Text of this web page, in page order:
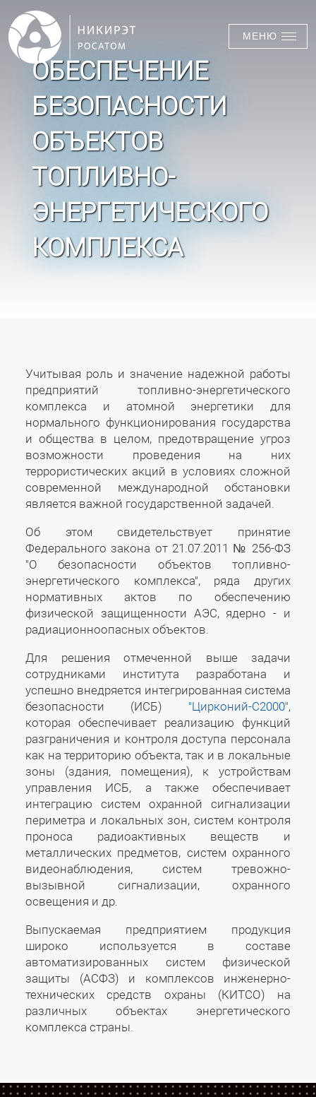
МЕНЮ
ОБЕСПЕЧЕНИЕ
БЕЗОПАСНОСТИ
ОБЪЕКТОВ
ТОПЛИВНО-
ЭНЕРГЕТИЧЕСКОГО
КОМПЛЕКСА
Учитывая роль и значение надежной работы
предприятий топливно-энергетического
комплекса и атомной энергетики для
нормального функционирования государства
и общества в целом, предотвращение угроз
возможности проведения на них
террористических акций в условиях сложной
современной международной обстановки
является важной государственной задачей.
Об этом свидетельствует принятие
Федерального закона от 21.07.2011 № 256-ФЗ
"О безопасности объектов топливно-
энергетического комплекса", ряда других
нормативных актов по обеспечению
физической защищенности АЭС, ядерно - и
радиационноопасных объектов.
Для решения отмеченной выше задачи
сотрудниками института разработана и
успешно внедряется интегрированная система
безопасности (ИСБ) "Цирконий-С2000",
которая обеспечивает реализацию функций
разграничения и контроля доступа персонала
как на территорию объекта, так и в локальные
зоны (здания, помещения), к устройствам
управления ИСБ, а также обеспечивает
интеграцию систем охранной сигнализации
периметра и локальных зон, систем контроля
проноса радиоактивных веществ и
металлических предметов, систем охранного
видеонаблюдения, систем тревожно-
вызывной сигнализации, охранного
освещения и др.
Выпускаемая предприятием продукция
широко используется в составе
автоматизированных систем физической
защиты (АСФЗ) и комплексов инженерно-
технических средств охраны (КИТСО) на
различных объектах энергетического
комплекса страны.